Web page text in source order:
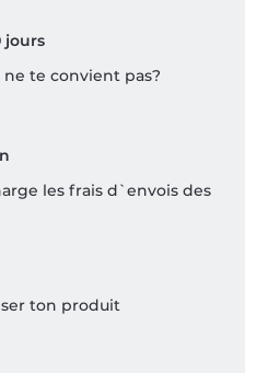
jours
te convient pas?
les frais d`envois des
ton produit